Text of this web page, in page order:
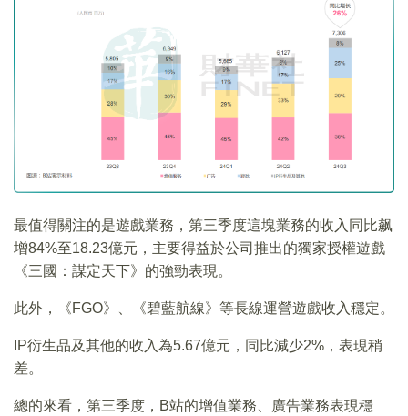
最值得關注的是遊戲業務，第三季度這塊業務的收入同比飙
增84%至18.23億元，主要得益於公司推出的獨家授權遊戲
《三國：謀定天下》的強勁表現。
此外，《FGO》、《碧藍航線》等長線運營遊戲收入穩定。
IP衍生品及其他的收入為5.67億元，同比減少2%，表現稍
差。
總的來看，第三季度，B站的增值業務、廣告業務表現穩